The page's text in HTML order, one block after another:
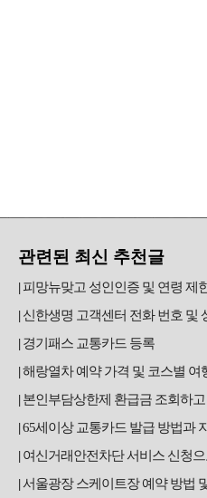
관련된 최신 추천글
피망뉴맞고 성인인증 및 연령 제
신한생명 고객센터 전화 번호 및
경기패스 교통카드 등록
해랑열차 예약 가격 및 코스별 여
본인부담상한제 환급금 조회하고
65세이상 교통카드 발급 방법과
여신거래안전차단 서비스 신청
서울광장 스케이트장 예약 방법